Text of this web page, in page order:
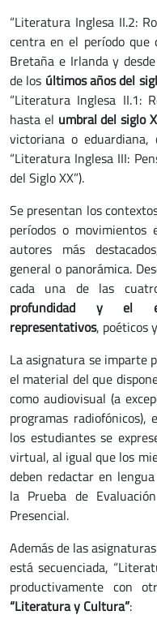
“Literatura Inglesa II.2:
centra en el período que
Bretaña e Irlanda y
de los últimos añosdel
“Literatura Inglesa II.1:
hasta el umbral del siglo
victoriana o
“Literatura Inglesa III:
del Siglo XX”).
Se presentan los
períodos o
autores más
general o panorámica.
cada una de las
profundidad y el
representativos, poéticos
La asignatura se imparte
el material del que
como audiovisual (a
programas
los estudiantes se
virtual, al igual que los
deben redactar en
la Prueba de
Presencial.
Además de las
está secuenciada,
productivamente con
“Literatura y Cultura”: